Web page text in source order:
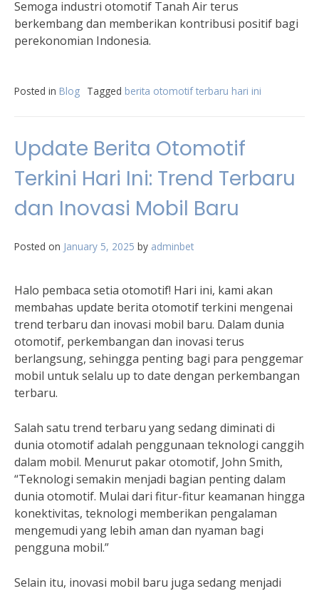
Semoga industri otomotif Tanah Air terus
berkembang dan memberikan kontribusi positif bagi
perekonomian Indonesia.
Posted in Blog Tagged berita otomotif terbaru hari ini
Update Berita Otomotif
Terkini Hari Ini: Trend Terbaru
dan Inovasi Mobil Baru
Posted on January 5, 2025 by adminbet
Halo pembaca setia otomotif! Hari ini, kami akan
membahas update berita otomotif terkini mengenai
trend terbaru dan inovasi mobil baru. Dalam dunia
otomotif, perkembangan dan inovasi terus
berlangsung, sehingga penting bagi para penggemar
mobil untuk selalu up to date dengan perkembangan
terbaru.
Salah satu trend terbaru yang sedang diminati di
dunia otomotif adalah penggunaan teknologi canggih
dalam mobil. Menurut pakar otomotif, John Smith,
“Teknologi semakin menjadi bagian penting dalam
dunia otomotif. Mulai dari fitur-fitur keamanan hingga
konektivitas, teknologi memberikan pengalaman
mengemudi yang lebih aman dan nyaman bagi
pengguna mobil.”
Selain itu, inovasi mobil baru juga sedang menjadi